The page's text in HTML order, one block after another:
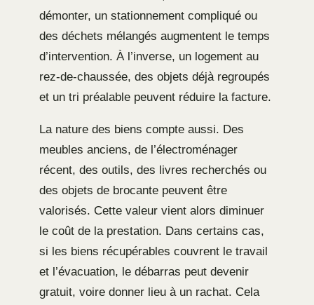
démonter, un stationnement compliqué ou
des déchets mélangés augmentent le temps
d’intervention. À l’inverse, un logement au
rez-de-chaussée, des objets déjà regroupés
et un tri préalable peuvent réduire la facture.
La nature des biens compte aussi. Des
meubles anciens, de l’électroménager
récent, des outils, des livres recherchés ou
des objets de brocante peuvent être
valorisés. Cette valeur vient alors diminuer
le coût de la prestation. Dans certains cas,
si les biens récupérables couvrent le travail
et l’évacuation, le débarras peut devenir
gratuit, voire donner lieu à un rachat. Cela